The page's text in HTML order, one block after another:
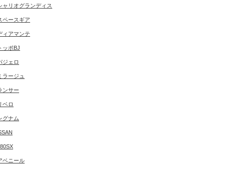
ャリオグランディス
ペースギア
ィアマンテ
ッポBJ
ジェロ
ラージュ
ンサー
ベロ
グナム
ベニール